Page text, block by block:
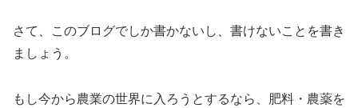
さて、このブログでしか書かないし、書けないことを書き
ましょう。
もし今から農業の世界に入ろうとするなら、肥料・農薬を